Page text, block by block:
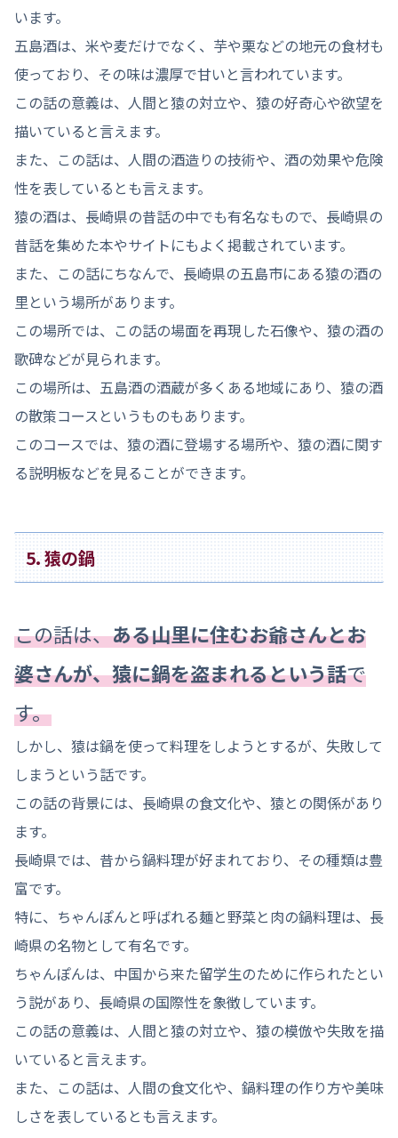
います。
五島酒は、米や麦だけでなく、芋や栗などの地元の食材も
使っており、その味は濃厚で甘いと言われています。
この話の意義は、人間と猿の対立や、猿の好奇心や欲望を
描いていると言えます。
また、この話は、人間の酒造りの技術や、酒の効果や危険
性を表しているとも言えます。
猿の酒は、長崎県の昔話の中でも有名なもので、長崎県の
昔話を集めた本やサイトにもよく掲載されています。
また、この話にちなんで、長崎県の五島市にある猿の酒の
里という場所があります。
この場所では、この話の場面を再現した石像や、猿の酒の
歌碑などが見られます。
この場所は、五島酒の酒蔵が多くある地域にあり、猿の酒
の散策コースというものもあります。
このコースでは、猿の酒に登場する場所や、猿の酒に関す
る説明板などを見ることができます。
5. 猿の鍋
この話は、ある山里に住むお爺さんとお
婆さんが、猿に鍋を盗まれるという話で
す。
しかし、猿は鍋を使って料理をしようとするが、失敗して
しまうという話です。
この話の背景には、長崎県の食文化や、猿との関係があり
ます。
長崎県では、昔から鍋料理が好まれており、その種類は豊
富です。
特に、ちゃんぽんと呼ばれる麺と野菜と肉の鍋料理は、長
崎県の名物として有名です。
ちゃんぽんは、中国から来た留学生のために作られたとい
う説があり、長崎県の国際性を象徴しています。
この話の意義は、人間と猿の対立や、猿の模倣や失敗を描
いていると言えます。
また、この話は、人間の食文化や、鍋料理の作り方や美味
しさを表しているとも言えます。